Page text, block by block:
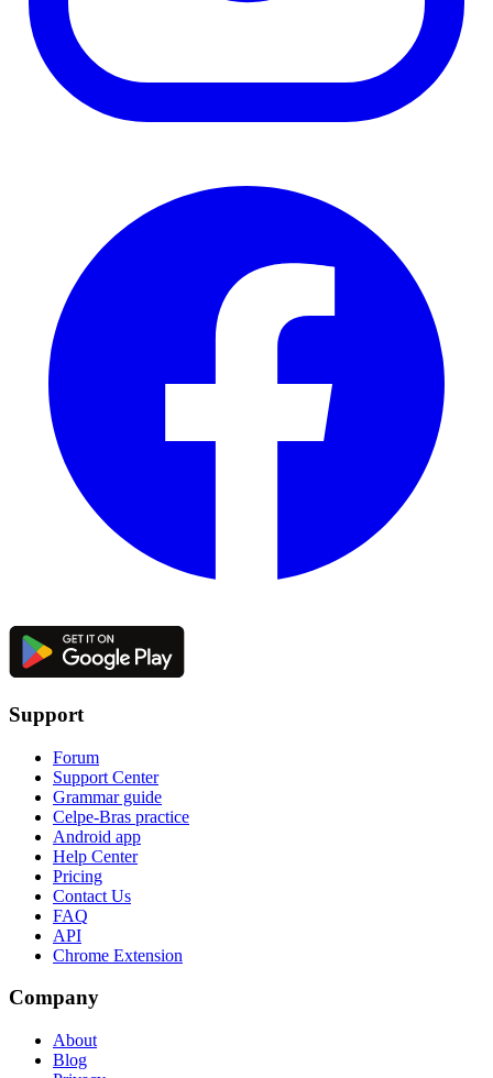
Support
Forum
Support Center
Grammar guide
Celpe-Bras practice
Android app
Help Center
Pricing
Contact Us
FAQ
API
Chrome Extension
Company
About
Blog